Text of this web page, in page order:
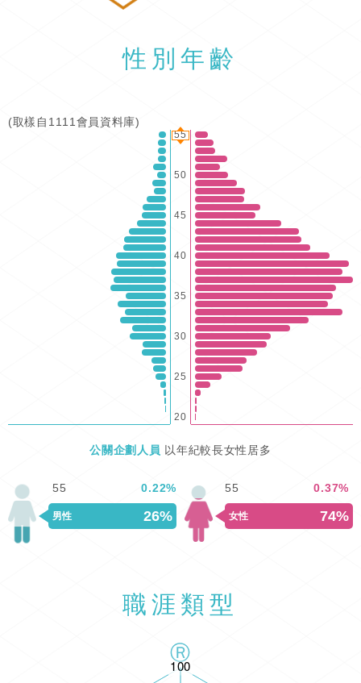
性別年齡
(取樣自1111會員資料庫)
55
50
45
40
35
30
25
20
公關企劃人員 以年紀較長女性居多
男性 26%
55 0.22%
女性 74%
55 0.37%
職涯類型